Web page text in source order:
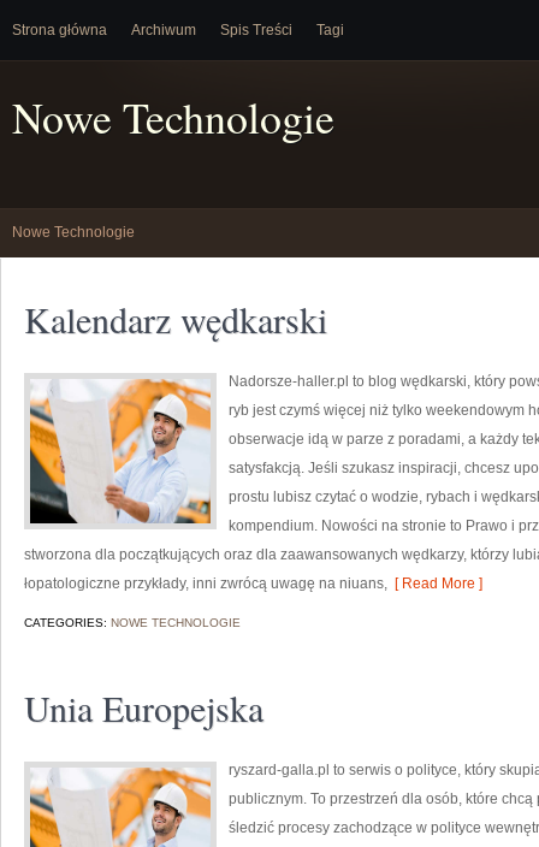
Strona główna Archiwum Spis Treści Tagi
Nowe Technologie
Nowe Technologie
Kalendarz wędkarski
Nadorsze-haller.pl to blog wędkarski, który
ryb jest czymś więcej niż tylko weekendowym
obserwacje idą w parze z poradami, a każdy
satysfakcją. Jeśli szukasz inspiracji, chcesz
prostu lubisz czytać o wodzie, rybach i
kompendium. Nowości na stronie to Prawo i
stworzona dla początkujących oraz dla zaawansowanych wędkarzy, którzy
łopatologiczne przykłady, inni zwrócą uwagę na niuans, [ Read More ]
CATEGORIES: NOWE TECHNOLOGIE
Unia Europejska
ryszard-galla.pl to serwis o polityce, który
publicznym. To przestrzeń dla osób, które
śledzić procesy zachodzące w polityce